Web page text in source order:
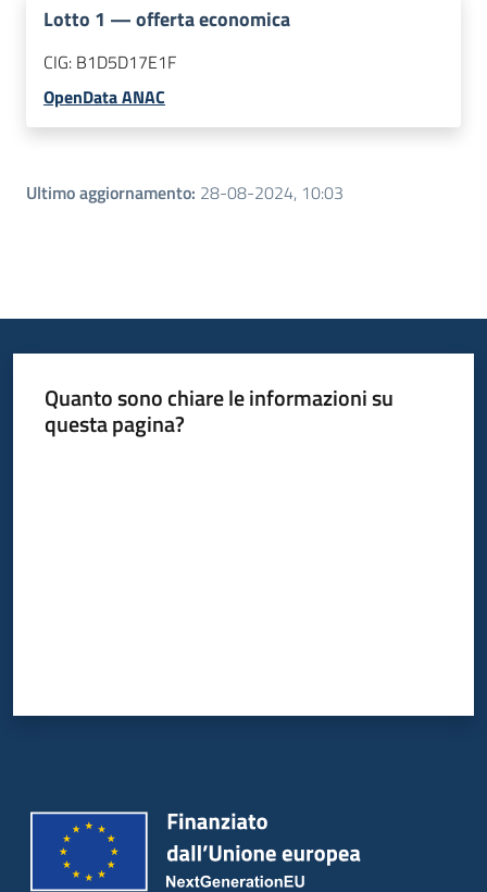
Lotto 1 —offerta economica
CIG: B1D5D17E1F
OpenData ANAC
Ultimo aggiornamento: 28-08-2024, 10:03
Quanto sono chiare le informazioni su
questa pagina?